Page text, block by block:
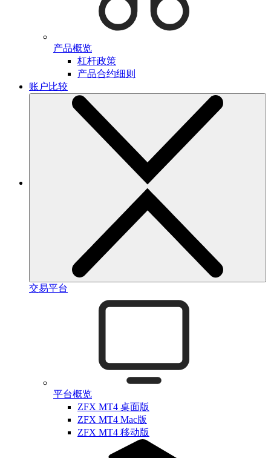
产品概览
杠杆政策
产品合约细则
账户比较
交易平台
平台概览
ZFX MT4 桌面版
ZFX MT4 Mac版
ZFX MT4 移动版